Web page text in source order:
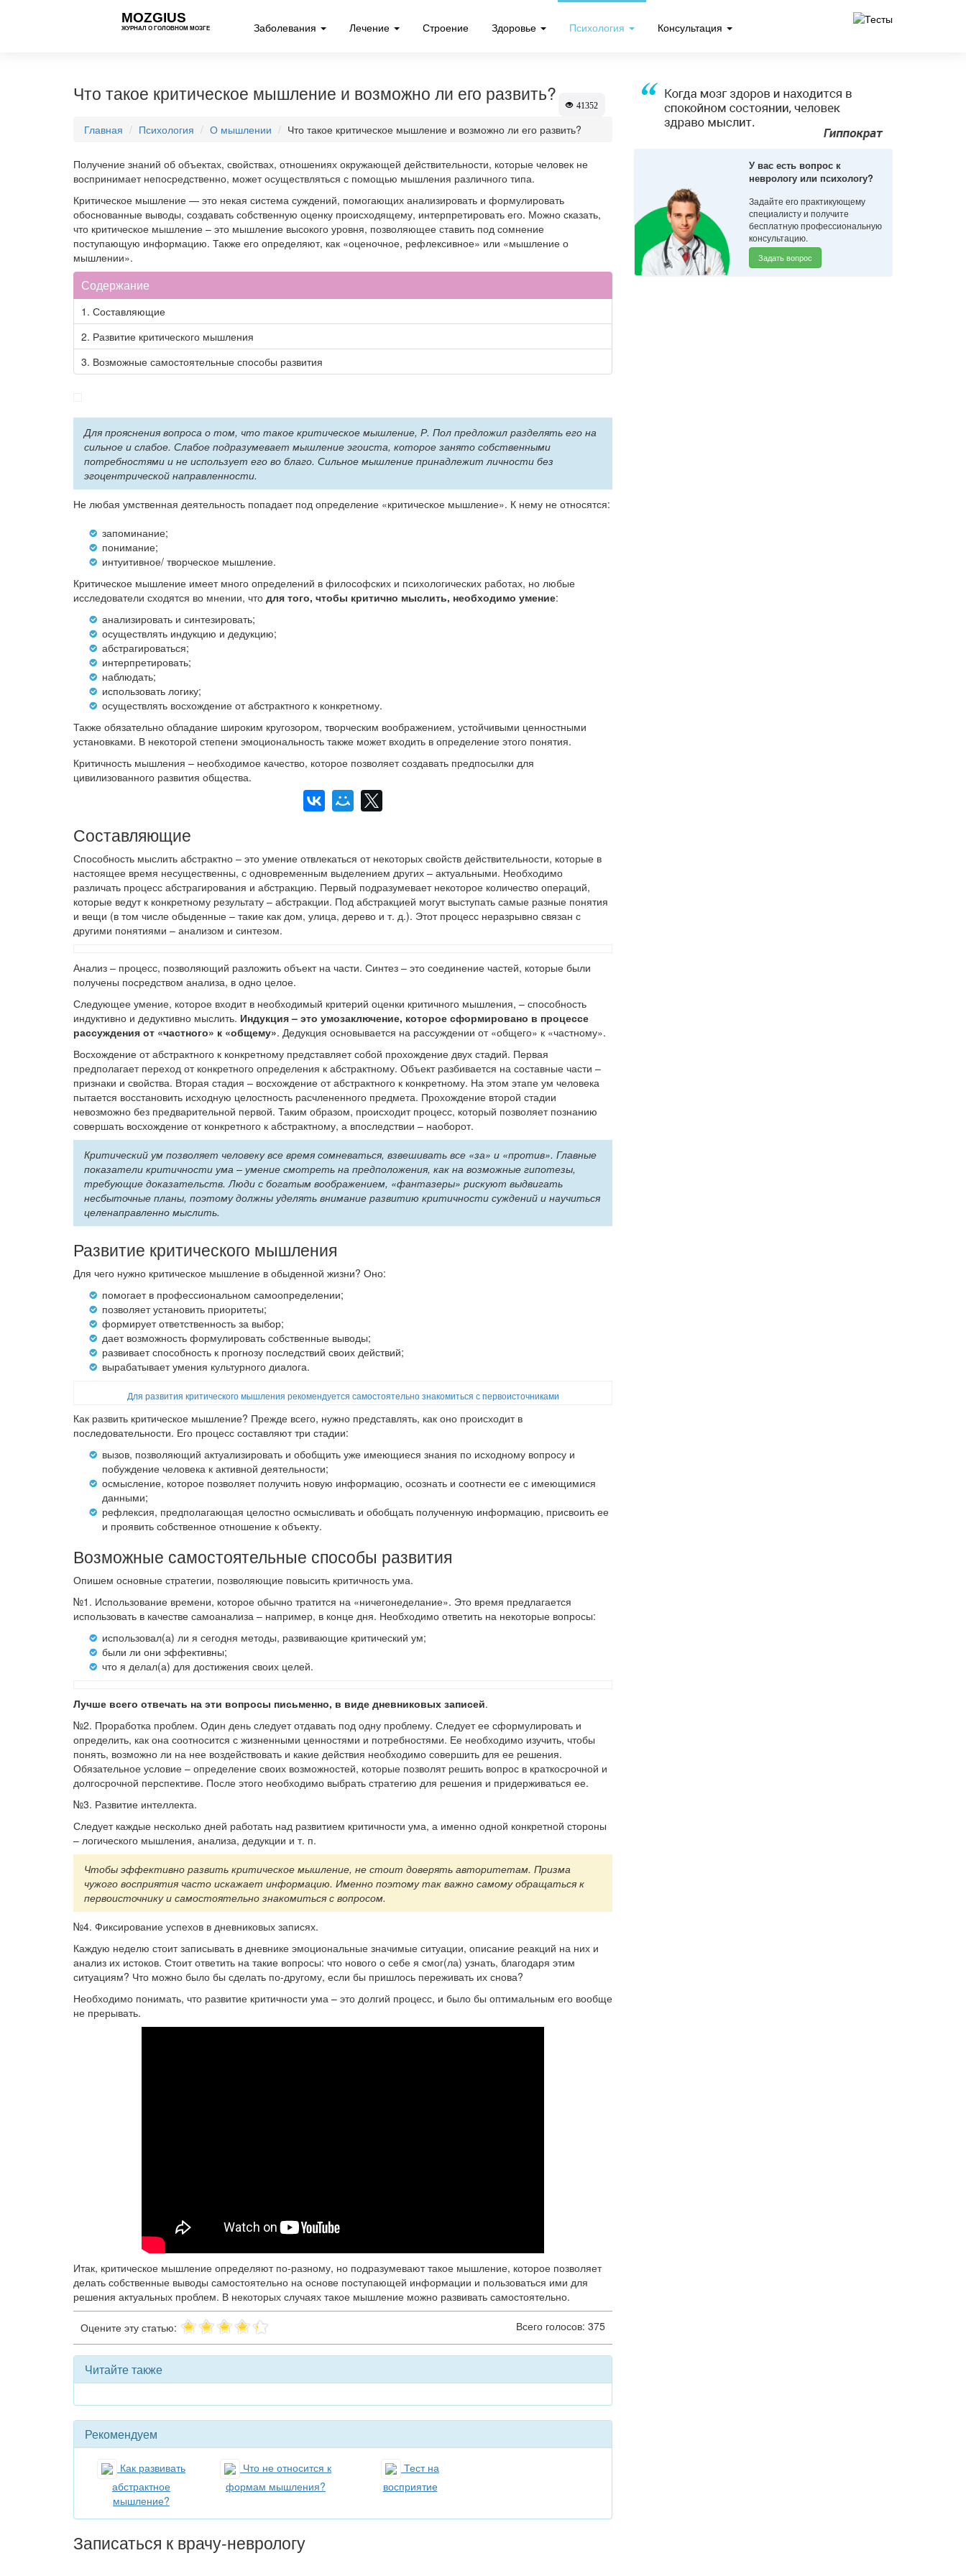
MOZGIUS
ЖУРНАЛ О ГОЛОВНОМ МОЗГЕ Заболевания Лечение Строение Здоровье Психология Консультация
Что такое критическое мышление и возможно ли его развить?
Главная Психология О мышлении Что такое критическое мышление и возможно ли его развить?
41352
Получение знаний об объектах, свойствах, отношениях окружающей действительности, которые человек не
воспринимает непосредственно, может осуществляться с помощью мышления различного типа.
Критическое мышление — это некая система суждений, помогающих анализировать и формулировать
обоснованные выводы, создавать собственную оценку происходящему, интерпретировать его. Можно сказать,
что критическое мышление – это мышление высокого уровня, позволяющее ставить под сомнение
поступающую информацию. Также его определяют, как «оценочное, рефлексивное» или «мышление о
мышлении».
Содержание
1. Составляющие
2. Развитие критического мышления
3. Возможные самостоятельные способы развития
Для прояснения вопроса о том, что такое критическое мышление, Р. Пол предложил разделять его на
сильное и слабое. Слабое подразумевает мышление эгоиста, которое занято собственными
потребностями и не использует его во благо. Сильное мышление принадлежит личности без
эгоцентрической направленности.
Не любая умственная деятельность попадает под определение «критическое мышление». К нему не относятся:
запоминание;
понимание;
интуитивное/ творческое мышление.
Критическое мышление имеет много определений в философских и психологических работах, но любые
исследователи сходятся во мнении, что для того, чтобы критично мыслить, необходимо умение:
анализировать и синтезировать;
осуществлять индукцию и дедукцию;
абстрагироваться;
интерпретировать;
наблюдать;
использовать логику;
осуществлять восхождение от абстрактного к конкретному.
Также обязательно обладание широким кругозором, творческим воображением, устойчивыми ценностными
установками. В некоторой степени эмоциональность также может входить в определение этого понятия.
Критичность мышления – необходимое качество, которое позволяет создавать предпосылки для
цивилизованного развития общества.
Составляющие
Способность мыслить абстрактно – это умение отвлекаться от некоторых свойств действительности, которые в
настоящее время несущественны, с одновременным выделением других – актуальными. Необходимо
различать процесс абстрагирования и абстракцию. Первый подразумевает некоторое количество операций,
которые ведут к конкретному результату – абстракции. Под абстракцией могут выступать самые разные понятия
и вещи (в том числе обыденные – такие как дом, улица, дерево и т. д.). Этот процесс неразрывно связан с
другими понятиями – анализом и синтезом.
Анализ – процесс, позволяющий разложить объект на части. Синтез – это соединение частей, которые были
получены посредством анализа, в одно целое.
Следующее умение, которое входит в необходимый критерий оценки критичного мышления, – способность
индуктивно и дедуктивно мыслить. Индукция – это умозаключение, которое сформировано в процессе
рассуждения от «частного» к «общему». Дедукция основывается на рассуждении от «общего» к «частному».
Восхождение от абстрактного к конкретному представляет собой прохождение двух стадий. Первая
предполагает переход от конкретного определения к абстрактному. Объект разбивается на составные части –
признаки и свойства. Вторая стадия – восхождение от абстрактного к конкретному. На этом этапе ум человека
пытается восстановить исходную целостность расчлененного предмета. Прохождение второй стадии
невозможно без предварительной первой. Таким образом, происходит процесс, который позволяет познанию
совершать восхождение от конкретного к абстрактному, а впоследствии – наоборот.
Критический ум позволяет человеку все время сомневаться, взвешивать все «за» и «против». Главные
показатели критичности ума – умение смотреть на предположения, как на возможные гипотезы,
требующие доказательств. Люди с богатым воображением, «фантазеры» рискуют выдвигать
несбыточные планы, поэтому должны уделять внимание развитию критичности суждений и научиться
целенаправленно мыслить.
Развитие критического мышления
Для чего нужно критическое мышление в обыденной жизни? Оно:
помогает в профессиональном самоопределении;
позволяет установить приоритеты;
формирует ответственность за выбор;
дает возможность формулировать собственные выводы;
развивает способность к прогнозу последствий своих действий;
вырабатывает умения культурного диалога.
Для развития критического мышления рекомендуется самостоятельно знакомиться с первоисточниками
Как развить критическое мышление? Прежде всего, нужно представлять, как оно происходит в
последовательности. Его процесс составляют три стадии:
вызов, позволяющий актуализировать и обобщить уже имеющиеся знания по исходному вопросу и
побуждение человека к активной деятельности;
осмысление, которое позволяет получить новую информацию, осознать и соотнести ее с имеющимися
данными;
рефлексия, предполагающая целостно осмысливать и обобщать полученную информацию, присвоить ее
и проявить собственное отношение к объекту.
Возможные самостоятельные способы развития
Опишем основные стратегии, позволяющие повысить критичность ума.
№1. Использование времени, которое обычно тратится на «ничегонеделание». Это время предлагается
использовать в качестве самоанализа – например, в конце дня. Необходимо ответить на некоторые вопросы:
использовал(а) ли я сегодня методы, развивающие критический ум;
были ли они эффективны;
что я делал(а) для достижения своих целей.
Лучше всего отвечать на эти вопросы письменно, в виде дневниковых записей.
№2. Проработка проблем. Один день следует отдавать под одну проблему. Следует ее сформулировать и
определить, как она соотносится с жизненными ценностями и потребностями. Ее необходимо изучить, чтобы
понять, возможно ли на нее воздействовать и какие действия необходимо совершить для ее решения.
Обязательное условие – определение своих возможностей, которые позволят решить вопрос в краткосрочной и
долгосрочной перспективе. После этого необходимо выбрать стратегию для решения и придерживаться ее.
№3. Развитие интеллекта.
Следует каждые несколько дней работать над развитием критичности ума, а именно одной конкретной стороны
– логического мышления, анализа, дедукции и т. п.
Чтобы эффективно развить критическое мышление, не стоит доверять авторитетам. Призма
чужого восприятия часто искажает информацию. Именно поэтому так важно самому обращаться к
первоисточнику и самостоятельно знакомиться с вопросом.
№4. Фиксирование успехов в дневниковых записях.
Каждую неделю стоит записывать в дневнике эмоциональные значимые ситуации, описание реакций на них и
анализ их истоков. Стоит ответить на такие вопросы: что нового о себе я смог(ла) узнать, благодаря этим
ситуациям? Что можно было бы сделать по-другому, если бы пришлось переживать их снова?
Необходимо понимать, что развитие критичности ума – это долгий процесс, и было бы оптимальным его вообще
не прерывать.
Итак, критическое мышление определяют по-разному, но подразумевают такое мышление, которое позволяет
делать собственные выводы самостоятельно на основе поступающей информации и пользоваться ими для
решения актуальных проблем. В некоторых случаях такое мышление можно развивать самостоятельно.
Оцените эту статью: Всего голосов: 375
Читайте также
Рекомендуем
Как развивать
абстрактное
мышление?
Что не относится к
формам мышления?
Тест на
восприятие
Записаться к врачу-неврологу
У вас есть вопрос к
неврологу или психологу?
Задайте его практикующему
специалисту и получите
бесплатную профессиональную
консультацию.
Задать вопрос